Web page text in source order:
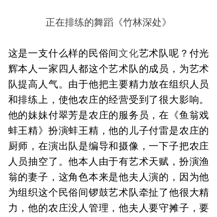
正在排练的舞蹈《竹林深处》
这是一支什么样的民俗间文化艺术队呢？付光
辉本人一家四人都这个艺术队的成员，为艺术
队提高人气。由于他把主要精力放在组织人员
和排练上，使他农庄的经营受到了很大影响。
他的妹妹付翠芳是农庄的服务员，在《鱼翁戏
蚌王精》扮演蚌王精，他的儿子付雷是农庄的
厨师，在演出队是编导和摄像，一下子把农庄
人员抽空了。他本人由于有艺术天赋，扮演渔
翁的妻子，这角色本来是他夫人演的，因为他
为组织这个民俗间锣鼓艺术队牵扯了他很大精
力，他的农庄没人管理，他夫人要守摊子，要